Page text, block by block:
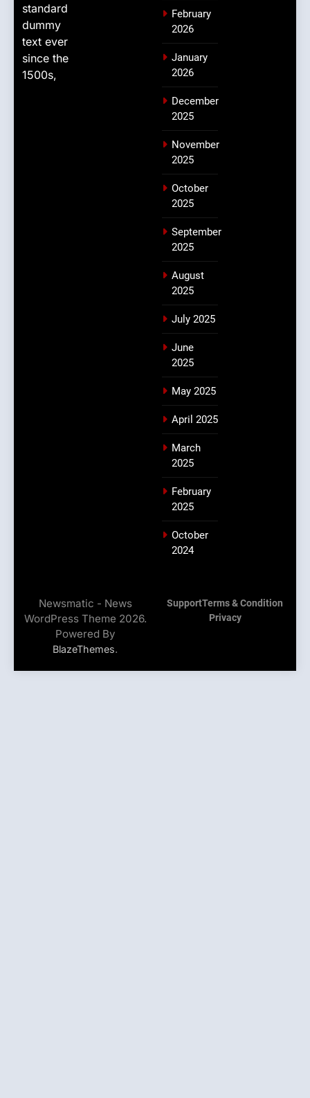
standard
dummy
text ever
since the
1500s,
February
2026
January
2026
December
2025
November
2025
October
2025
September
2025
August
2025
July 2025
June
2025
May 2025
April 2025
March
2025
February
2025
October
2024
Newsmatic - News
WordPress Theme 2026.
Powered By
BlazeThemes.
SupportTerms & Condition
Privacy